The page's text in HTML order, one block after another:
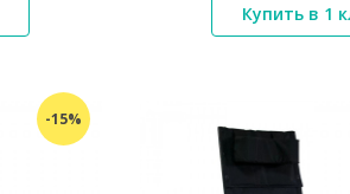
Купить в 1
-15%